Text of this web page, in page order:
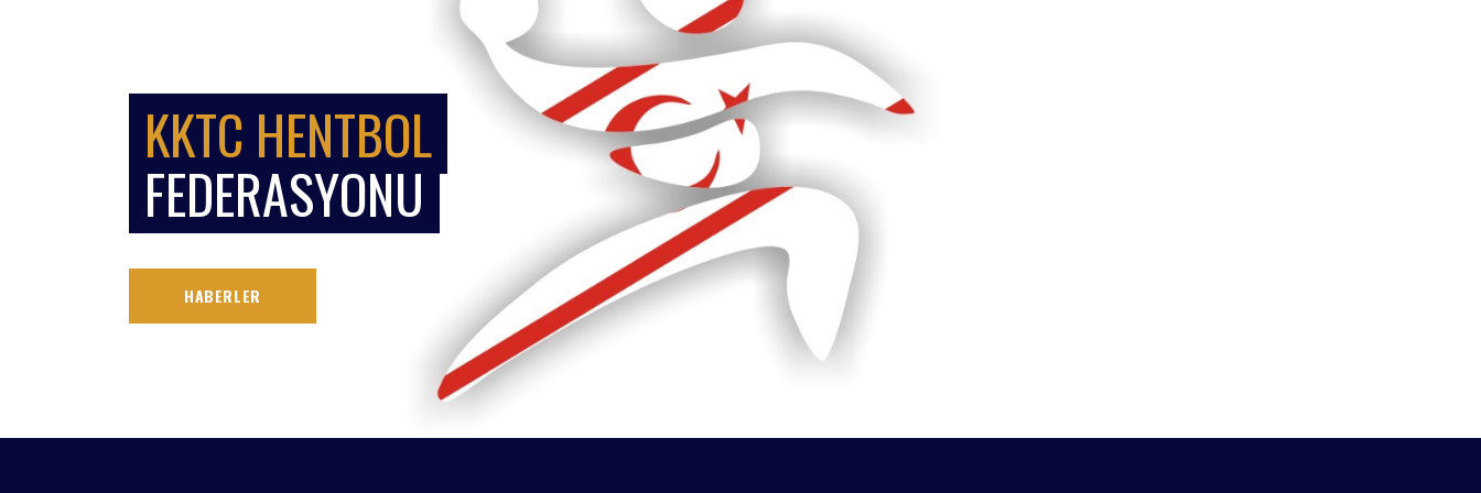
KKTC HENTBOL
FEDERASYONU
HABERLER